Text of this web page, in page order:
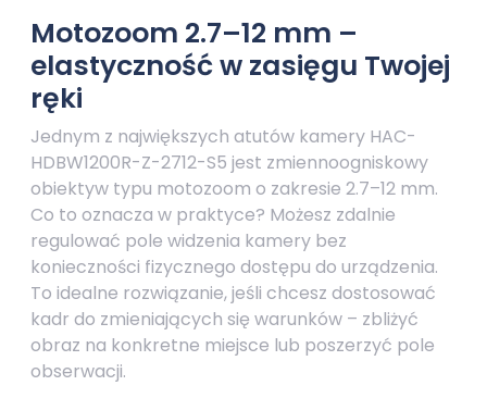
Motozoom 2.7–12 mm –
elastyczność w zasięgu Twojej
ręki
Jednym z największych atutów kamery HAC-
HDBW1200R-Z-2712-S5 jest zmiennoogniskowy
obiektyw typu motozoom o zakresie 2.7–12 mm.
Co to oznacza w praktyce? Możesz zdalnie
regulować pole widzenia kamery bez
konieczności fizycznego dostępu do urządzenia.
To idealne rozwiązanie, jeśli chcesz dostosować
kadr do zmieniających się warunków – zbliżyć
obraz na konkretne miejsce lub poszerzyć pole
obserwacji.